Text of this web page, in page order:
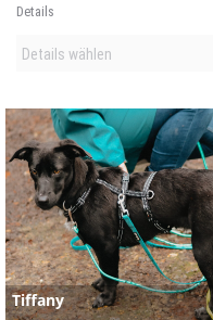
Details
Tiffany